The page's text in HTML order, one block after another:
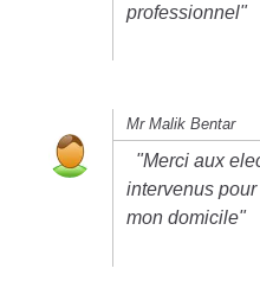
professionnel"
Mr Malik Bentar
"Merci aux
intervenus
mon domicile"